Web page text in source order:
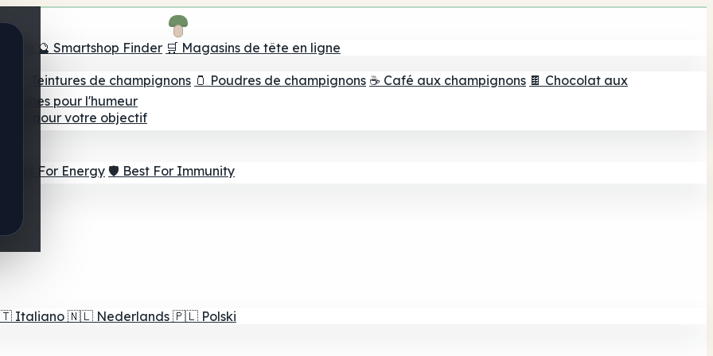
tête 🔮 Smartshop Finder 🛒 Magasins de tête en ligne
💧 Teintures de champignons 🫙 Poudres de champignons ☕ Café aux champignons 🍫 Chocolat aux
Gommes pour l'humeur
pour votre objectif
⚡ Best For Energy 🛡️ Best For Immunity
Italiano 🇳🇱 Nederlands 🇵🇱 Polski